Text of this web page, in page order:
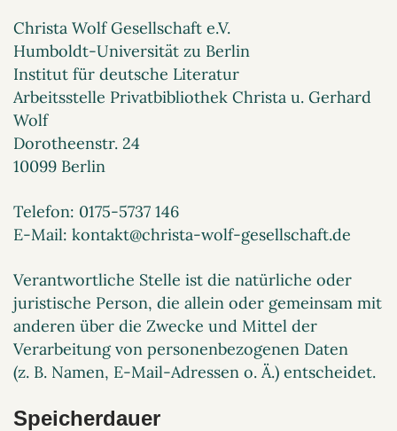
Christa Wolf Gesellschaft e.V.
Humboldt-Universität zu Berlin
Institut für deutsche Literatur
Arbeitsstelle Privatbibliothek Christa u. Gerhard
Wolf
Dorotheenstr. 24
10099 Berlin
Telefon: 0175-5737 146
E-Mail: kontakt@christa-wolf-gesellschaft.de
Verantwortliche Stelle ist die natürliche oder
juristische Person, die allein oder gemeinsam mit
anderen über die Zwecke und Mittel der
Verarbeitung von personenbezogenen Daten
(z. B. Namen, E-Mail-Adressen o. Ä.) entscheidet.
Speicherdauer